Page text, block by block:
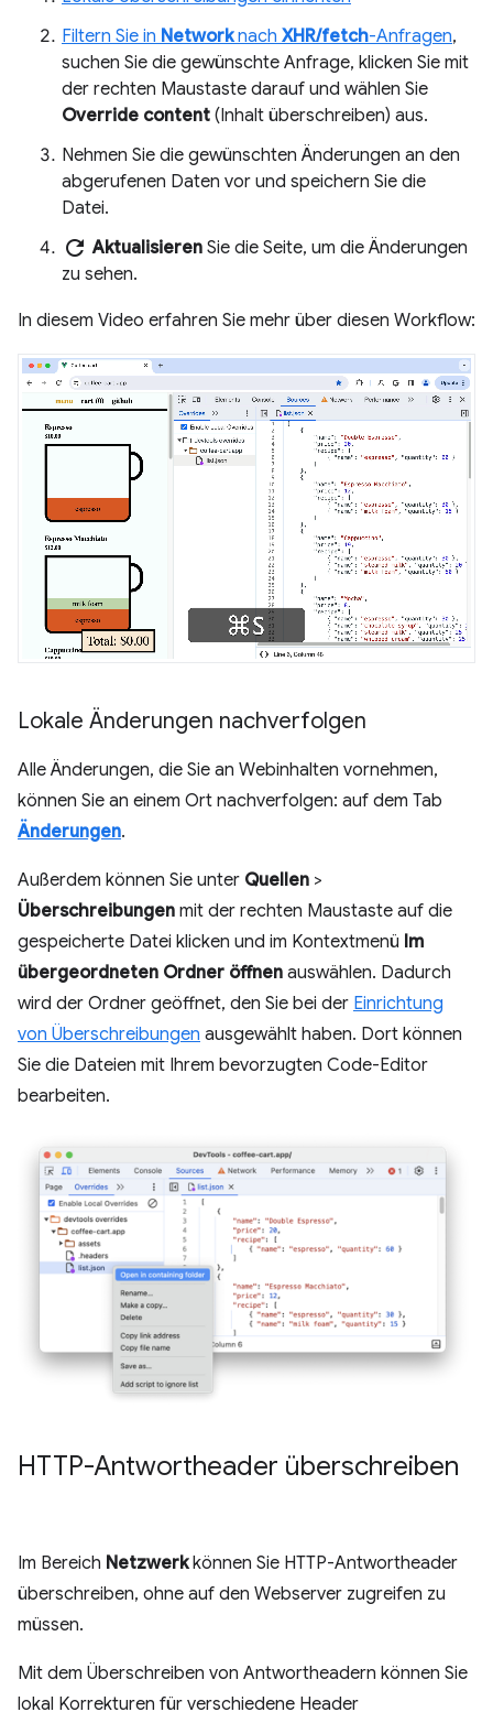
Filtern Sie in Networknach XHR/fetch-Anfragen,
suchen Sie die gewünschte Anfrage, klicken Sie mit
der rechten Maustaste darauf und wählen Sie
Override content (Inhalt überschreiben) aus.
Nehmen Sie die gewünschten Änderungen an den
abgerufenen Daten vor und speichern Sie die
Datei.
refresh Aktualisieren Sie die Seite, um die Änderungen
zu sehen.
In diesem Video erfahren Sie mehr über diesen Workflow:
Lokale Änderungen nachverfolgen
Alle Änderungen, die Sie an Webinhalten vornehmen,
können Sie an einem Ort nachverfolgen: auf dem Tab
Änderungen.
Außerdem können Sie unter Quellen >
Überschreibungen mit der rechten Maustaste auf die
gespeicherte Datei klicken und im Kontextmenü Im
übergeordneten Ordner öffnen auswählen. Dadurch
wird der Ordner geöffnet, den Sie bei der Einrichtung
von Überschreibungen ausgewählt haben. Dort können
Sie die Dateien mit Ihrem bevorzugten Code-Editor
bearbeiten.
HTTP-Antwortheader überschreiben
Im Bereich Netzwerkkönnen Sie HTTP-Antwortheader
überschreiben, ohne auf den Webserver zugreifen zu
müssen.
Mit dem Überschreiben von Antwortheadern können Sie
lokal Korrekturen für verschiedene Header